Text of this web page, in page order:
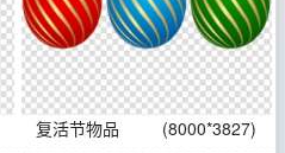
复活节物品 (8000*3827)